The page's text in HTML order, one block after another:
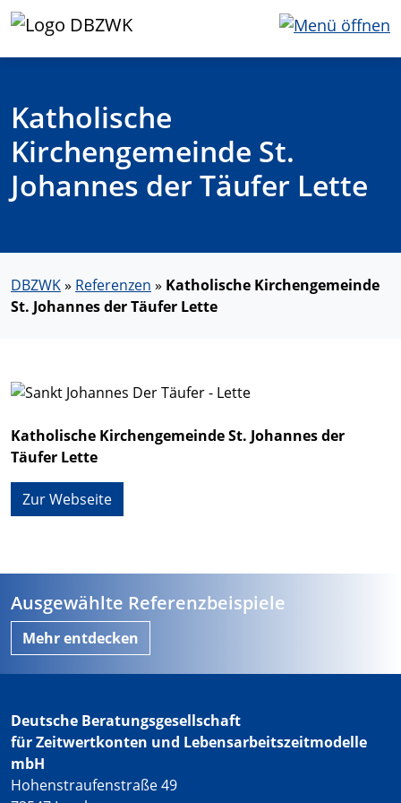
Katholische
Kirchengemeinde St.
Johannes der Täufer Lette
DBZWK» Referenzen » Katholische Kirchengemeinde
St. Johannes der Täufer Lette
Katholische Kirchengemeinde St. Johannes der
Täufer Lette
Zur Webseite
Ausgewählte Referenzbeispiele
Mehr entdecken
Deutsche Beratungsgesellschaft
für Zeitwertkonten und Lebensarbeitszeitmodelle
mbH
Hohenstraufenstraße 49